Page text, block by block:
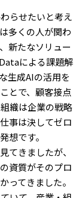
らせたいと考え
多くの人が関わ
新たなソリュー
による課題解
生成AIの活用を
とで、顧客接点
織は企業の戦略
事は決してゼロ
想です。
てきましたが、
資質がそのプロ
ってきました。